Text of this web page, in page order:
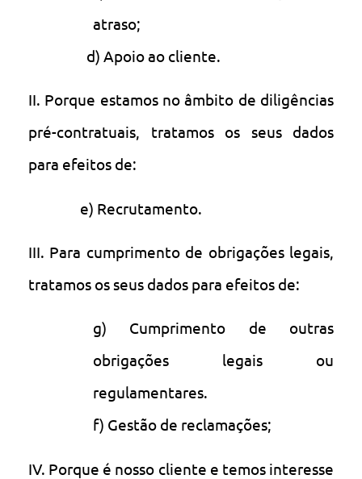
atraso;
d) Apoio ao cliente.
II. Porque estamos no âmbito de diligências
pré-contratuais, tratamos os seus dados
para efeitos de:
e) Recrutamento.
III. Para cumprimento de obrigações legais,
tratamos os seus dados para efeitos de:
g) Cumprimento de outras
obrigações legais ou
regulamentares.
f) Gestão de reclamações;
IV. Porque é nosso cliente e temos interesse